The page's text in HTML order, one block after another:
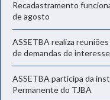
Recadastramento
de agosto
ASSETBA realiza
de demandas de
ASSETBA participa da
Permanente do TJBA